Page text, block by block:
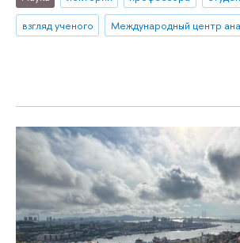
взгляд ученого